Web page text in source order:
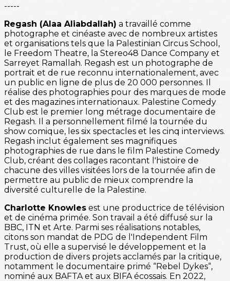
-----
Regash (Alaa Aliabdallah) a travaillé comme
photographe et cinéaste avec de nombreux artistes
et organisations tels que la Palestinian Circus School,
le Freedom Theatre, la Stereo48 Dance Company et
Sarreyet Ramallah. Regash est un photographe de
portrait et de rue reconnu internationalement, avec
un public en ligne de plus de 20 000 personnes. Il
réalise des photographies pour des marques de mode
et des magazines internationaux. Palestine Comedy
Club est le premier long métrage documentaire de
Regash. Il a personnellement filmé la tournée du
show comique, les six spectacles et les cinq interviews.
Regash inclut également ses magnifiques
photographies de rue dans le film Palestine Comedy
Club, créant des collages racontant l'histoire de
chacune des villes visitées lors de la tournée afin de
permettre au public de mieux comprendre la
diversité culturelle de la Palestine.
Charlotte Knowles est une productrice de télévision
et de cinéma primée. Son travail a été diffusé sur la
BBC, ITN et Arte. Parmi ses réalisations notables,
citons son mandat de PDG de l'Independent Film
Trust, où elle a supervisé le développement et la
production de divers projets acclamés par la critique,
notamment le documentaire primé “Rebel Dykes“,
nominé aux BAFTA et aux BIFA écossais. En 2022,